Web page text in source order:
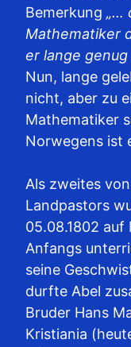
Bemerkung „…
Mathematiker
er lange genug
Nun, lange
nicht, aber zu
Mathematiker
Norwegens ist
Als zweites
Landpastors
05.08.1802
Anfangs
seine
durfte Abel
Bruder Hans
Kristiania